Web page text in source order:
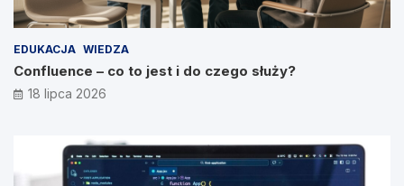
EDUKACJA WIEDZA
Confluence – co to jest i do czego służy?
18 lipca 2026